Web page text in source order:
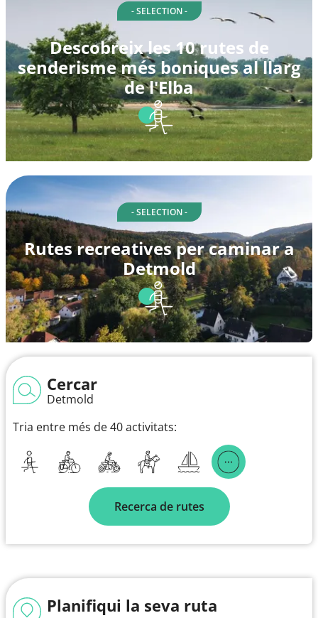
- SELECTION -
Descobreix les 10 rutes de
senderisme més boniques al llarg
de l'Elba
- SELECTION -
Rutes recreatives per caminar a
Detmold
Cercar
Detmold
Tria entre més de 40 activitats:
Recerca de rutes
Planifiqui la seva ruta